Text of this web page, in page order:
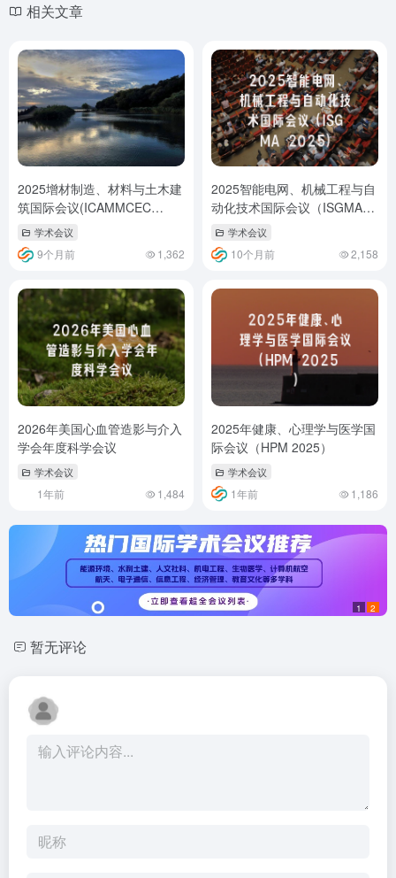
相关文章
2025增材制造、材料与土木建
筑国际会议(ICAMMCEC
2025)学术会议
9个月前 1,362
2025智能电网、机械工程与自
动化技术国际会议（ISGMA
2025）
学术会议
10个月前 2,158
2026年美国心血管造影与介入
学会年度科学会议
学术会议
1年前 1,484
2025年健康、心理学与医学国
际会议（HPM 2025）
学术会议
1年前 1,186
1 2
暂无评论